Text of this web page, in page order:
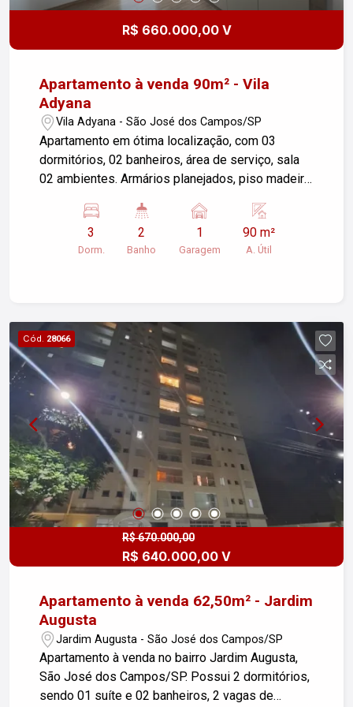
R$ 660.000,00 V
Apartamento à venda 90m² - Vila
Adyana
Vila Adyana - São José dos Campos/SP
Apartamento em ótima localização, com 03
dormitórios, 02 banheiros, área de serviço, sala
02 ambientes. Armários planejados, piso madeira
3
Dorm.
2
Banho
1
Garagem
90 m²
A. Útil
Cód. 28066
R$ 670.000,00
R$ 640.000,00 V
Apartamento à venda 62,50m² - Jardim
Augusta
Jardim Augusta - São José dos Campos/SP
Apartamento à venda no bairro Jardim Augusta,
São José dos Campos/SP. Possui 2 dormitórios,
sendo 01 suíte e 02 banheiros, 2 vagas de